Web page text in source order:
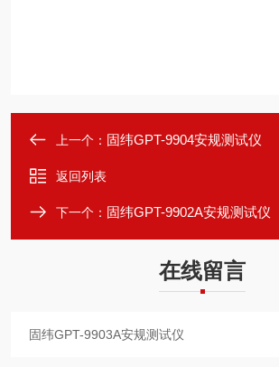
上一个： 固纬GPT-9904安规测试仪
返回列表
下一个： 固纬GPT-9902A安规测试仪
在线留言